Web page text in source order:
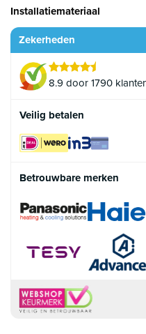
Installatiemateriaal
Zekerheden
8.9 door 1790
Veilig betalen
Betrouwbare merken